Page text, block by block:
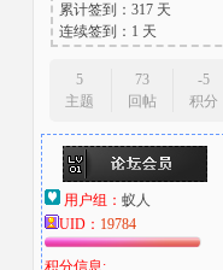
累计签到：317 天
连续签到：1 天
5
主题
73
回帖
-5
积分
用户组： 蚁人
UID： 19784
积分信息: